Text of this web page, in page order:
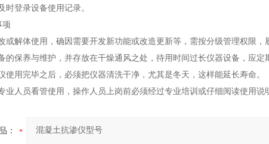
时登录设备使用记录。
项
或解体使用，确因需要开发新功能或改造更新等，需按分级管理权限，
的保养与维护，并存放在干燥通风之处，待用时间过长仪器设备，应定
使用完毕之后，必须把仪器清洗干净，尤其是冬天，这样能延长寿命。
业人员看管使用，操作人员上岗前必须经过专业培训或仔细阅读使用说
：